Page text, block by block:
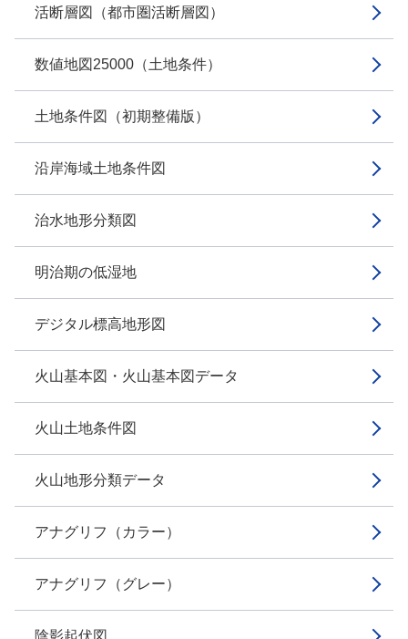
活断層図（都市圏活断層図）
数値地図25000（土地条件）
土地条件図（初期整備版）
沿岸海域土地条件図
治水地形分類図
明治期の低湿地
デジタル標高地形図
火山基本図・火山基本図データ
火山土地条件図
火山地形分類データ
アナグリフ（カラー）
アナグリフ（グレー）